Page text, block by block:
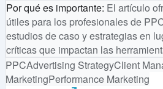
Por qué es importante: El artículo
útiles para los profesionales de
estudios de caso y estrategias en
críticas que impactan las
PPCAdvertising StrategyClient
MarketingPerformance Marketing